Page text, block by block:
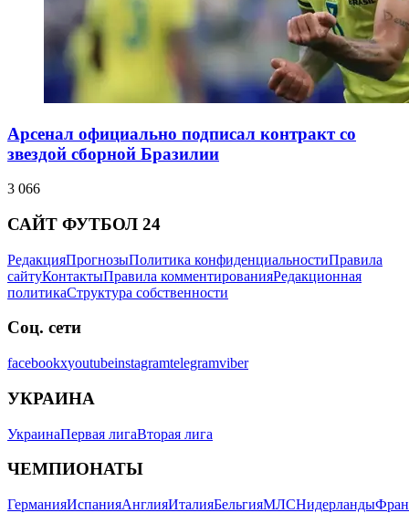
Арсенал официально подписал контракт со
звездой сборной Бразилии
3 066
САЙТ ФУТБОЛ 24
РедакцияПрогнозыПолитика конфиденциальностиПравила
сайтуКонтактыПравила комментированияРедакционная
политикаСтруктура собственности
Соц. сети
facebookxyoutubeinstagramtelegramviber
УКРАИНА
УкраинаПервая лигаВторая лига
ЧЕМПИОНАТЫ
ГерманияИспанияАнглияИталияБельгияМЛСНидерланды